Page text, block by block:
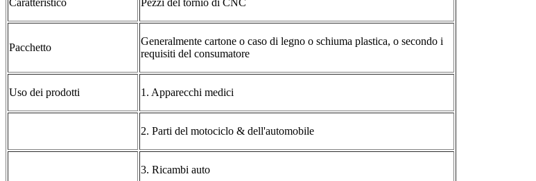
Caratteristico Pezzi del tornio di CNC
Pacchetto
Generalmente cartone o caso di legno o schiuma plastica, o secondo i
requisiti del consumatore
Uso dei prodotti 1. Apparecchi medici
2. Parti del motociclo & dell'automobile
3. Ricambi auto